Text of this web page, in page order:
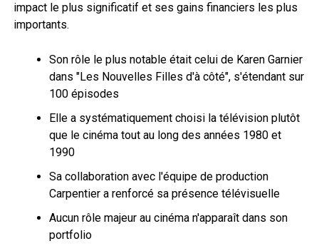
impact le plus significatif et ses gains financiers les plus
importants.
Son rôle le plus notable était celui de Karen Garnier
dans "Les Nouvelles Filles d'à côté", s'étendant sur
100 épisodes
Elle a systématiquement choisi la télévision plutôt
que le cinéma tout au long des années 1980 et
1990
Sa collaboration avec l'équipe de production
Carpentier a renforcé sa présence télévisuelle
Aucun rôle majeur au cinéma n'apparaît dans son
portfolio